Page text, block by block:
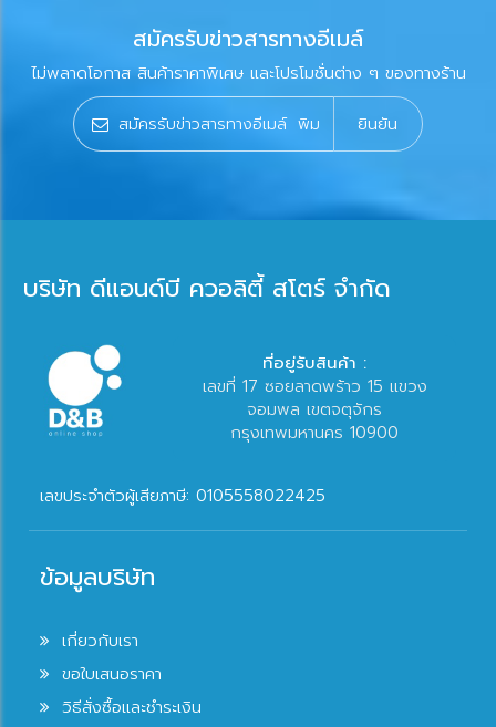
สมัครรับข่าวสารทางอีเมล์
ไม่พลาดโอกาส สินค้าราคาพิเศษ และโปรโมชั่นต่าง ๆ ของทางร้าน
ยินยัน
บริษัท ดีแอนด์บี ควอลิตี้ สโตร์ จำกัด
ที่อยู่รับสินค้า :
เลขที่ 17 ซอยลาดพร้าว 15 แขวง
จอมพล เขตจตุจักร
กรุงเทพมหานคร 10900
เลขประจำตัวผู้เสียภาษี: 0105558022425
ข้อมูลบริษัท
เกี่ยวกับเรา
ขอใบเสนอราคา
วิธีสั่งซื้อและชำระเงิน